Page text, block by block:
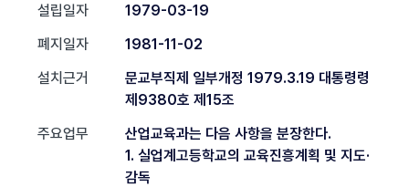
설립일자
1979-03-19
폐지일자
1981-11-02
설치근거
문교부직제 일부개정 1979.3.19 대통령령
제9380호 제15조
주요업무
산업교육과는 다음 사항을 분장한다.
1. 실업계고등학교의 교육진흥계획 및 지도·
감독